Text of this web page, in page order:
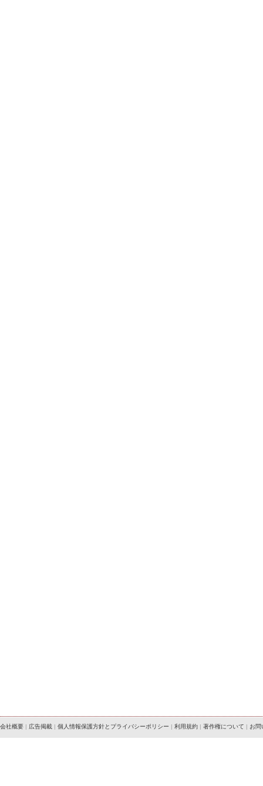
会社概要 | 広告掲載 | 個人情報保護方針とプライバシーポリシー | 利用規約 | 著作権について | お問